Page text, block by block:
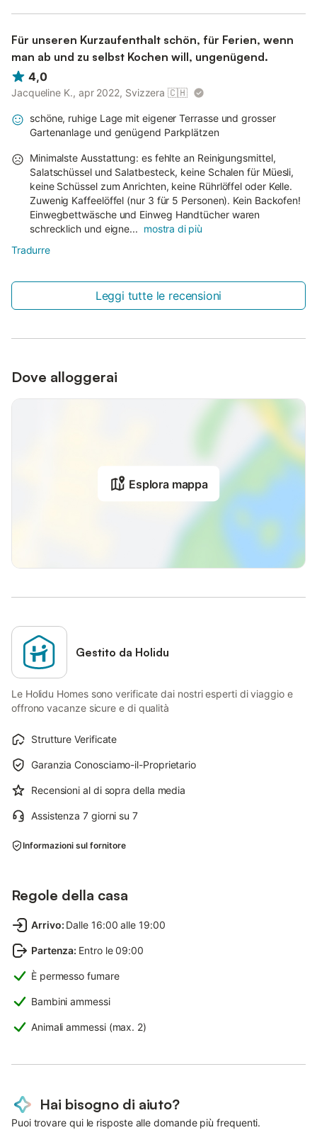
Für unseren Kurzaufenthalt schön, für Ferien, wenn
man ab und zu selbst Kochen will, ungenügend.
4,0
Jacqueline K., apr 2022, Svizzera 🇨🇭
schöne, ruhige Lage mit eigener Terrasse und grosser
Gartenanlage und genügend Parkplätzen
Minimalste Ausstattung: es fehlte an Reinigungsmittel,
Salatschüssel und Salatbesteck, keine Schalen für Müesli,
keine Schüssel zum Anrichten, keine Rührlöffel oder Kelle.
Zuwenig Kaffeelöffel (nur 3 für 5 Personen). Kein Backofen!
Einwegbettwäsche und Einweg Handtücher waren
schrecklich und eigne... mostra di più
Tradurre
Leggi tutte le recensioni
Dove alloggerai
Esplora mappa
Gestito da Holidu
Le Holidu Homes sono verificate dai nostri esperti di viaggio e
offrono vacanze sicure e di qualità
Strutture Verificate
Garanzia Conosciamo-il-Proprietario
Recensioni al di sopra della media
Assistenza 7 giorni su 7
Informazioni sul fornitore
Regole della casa
Arrivo: Dalle 16:00 alle 19:00
Partenza: Entro le 09:00
È permesso fumare
Bambini ammessi
Animali ammessi (max. 2)
Hai bisogno di aiuto?
Puoi trovare qui le risposte alle domande più frequenti.